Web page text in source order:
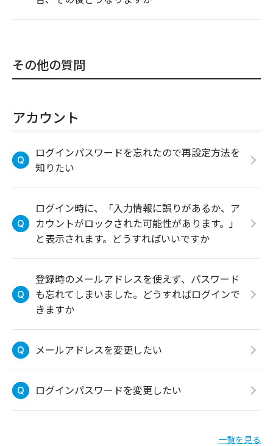
その他の質問
アカウント
ログインパスワードを忘れたので再設定方法を
知りたい
ログイン時に、「入力情報に誤りがあるか、ア
カウントがロックされた可能性があります。」
と表示されます。どうすればいいですか
登録時のメールアドレスを使えず、パスワード
も忘れてしまいました。どうすればログインで
きますか
メールアドレスを変更したい
ログインパスワードを変更したい
一覧を見る